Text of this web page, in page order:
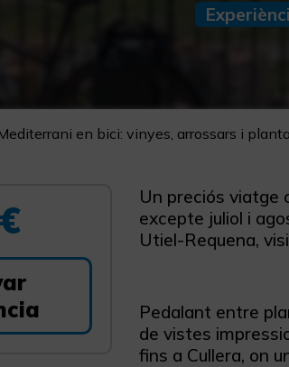
en bici: vinyes, arrossars i
Un preciós viatge
excepte juliol i
Utiel-Requena,
Pedalant entre
de vistes
fins a Cullera, on